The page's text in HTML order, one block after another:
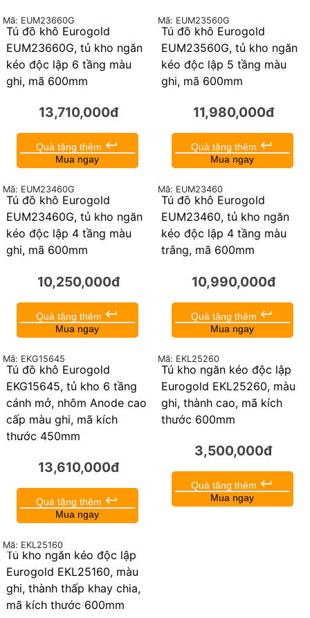
Tủ đồ khô Eurogold
EUM23660G, tủ kho ngăn
kéo độc lập 6 tầng màu
ghi, mã 600mm
Mã: EUM23660G
13,710,000đ
Quà tặng thêm keyboard_return
Mua ngay
Tủ đồ khô Eurogold
EUM23560G, tủ kho ngăn
kéo độc lập 5 tầng màu
ghi, mã 600mm
Mã: EUM23560G
11,980,000đ
Mua ngay
Tủ đồ khô Eurogold
EUM23460G, tủ kho ngăn
kéo độc lập 4 tầng màu
ghi, mã 600mm
10,250,000đ
Quà tặng thêm
Tủ đồ khô Eurogold
EUM23460, tủ kho ngăn
kéo độc lập 4 tầng màu
trắng, mã 600mm
10,990,000đ
Mua ngay
Tủ đồ khô Eurogold
EKG15645, tủ kho 6 tầng
cánh mở, nhôm Anode cao
cấp màu ghi, mã kích
thước 450mm
13,610,000đ
Tủ kho ngăn kéo độc lập
Eurogold EKL25260, màu